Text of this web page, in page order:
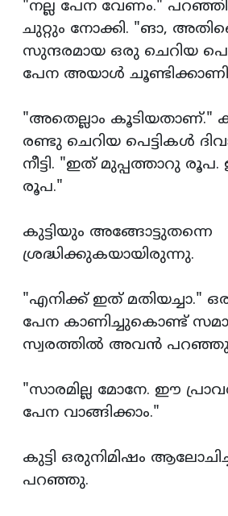
"നല്ല പേന വേണം."
ചുറ്റും നോക്കി. "ങാ,
സുന്ദരമായ ഒരു ചെറിയ
പേന അയാള്‍
"അതെല്ലാം കൂടിയതാണ്."
രണ്ടു ചെറിയ പെട്ടികള്‍
നീട്ടി. "ഇത് മുപ്പത്താറു
രൂപ."
കുട്ടിയും അങ്ങോട്ടുതന്നെ
ശ്രദ്ധിക്കുകയായിരുന്നു.
"എനിക്ക് ഇത് മതിയച്ചാ."
പേന കാണിച്ചുകൊണ്ട്
സ്വരത്തില്‍ അവന്‍
"സാരമില്ല മോനേ. ഈ
പേന വാങ്ങിക്കാം."
കുട്ടി ഒരുനിമിഷം
പറഞ്ഞു.